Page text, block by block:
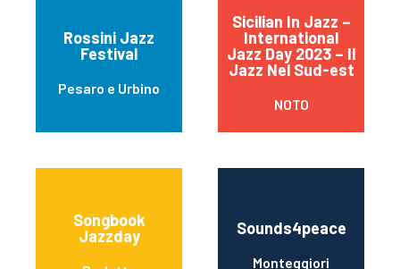
Rossini Jazz
Festival
Pesaro e Urbino
Sicilian In Jazz –
International
Jazz Day 2023 – Il
Jazz Nel Sud-est
NOTO
Songbook
Jazzday
Sounds4peace
Monteggiori